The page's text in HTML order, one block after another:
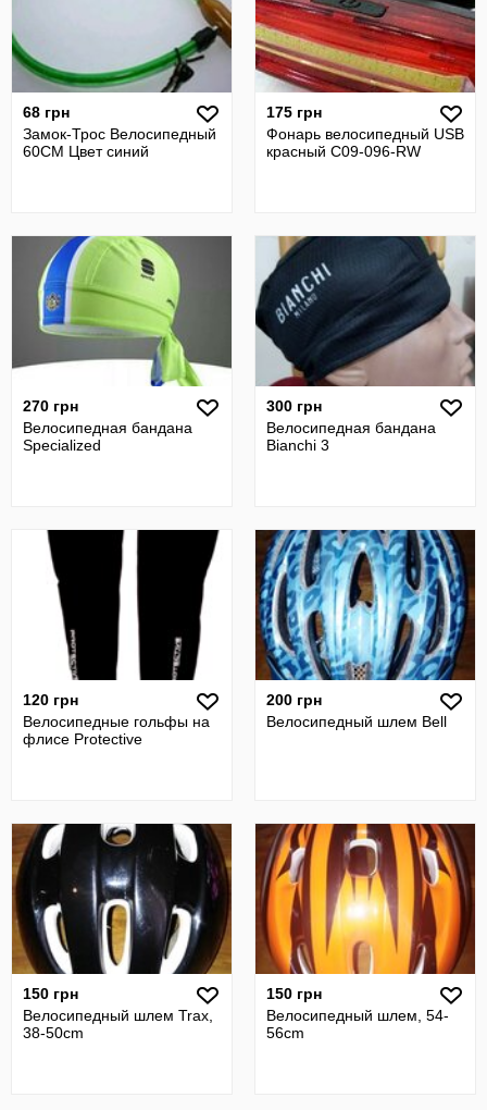
68 грн
Замок-Трос Велосипедный
60СМ Цвет синий
175 грн
Фонарь велосипедный USB
красный C09-096-RW
270 грн
Велосипедная бандана
Specialized
300 грн
Велосипедная бандана
Bianchi 3
120 грн
Велосипедные гольфы на
флисе Protective
200 грн
Велосипедный шлем Bell
150 грн
Велосипедный шлем Trax,
38-50cm
150 грн
Велосипедный шлем, 54-
56cm